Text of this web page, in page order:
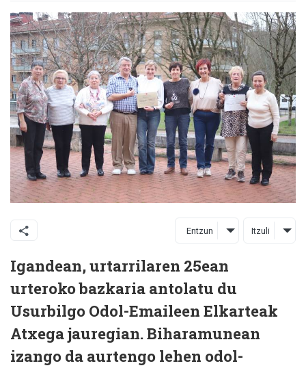
Entzun Itzuli
Igandean, urtarrilaren 25ean
urteroko bazkaria antolatu du
Usurbilgo Odol-Emaileen Elkarteak
Atxega jauregian. Biharamunean
izango da aurtengo lehen odol-